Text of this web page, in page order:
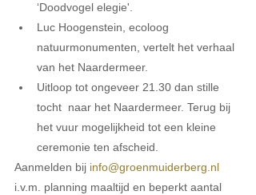
‘Doodvogel elegie'.
Luc Hoogenstein, ecoloog
natuurmonumenten, vertelt het verhaal
van het Naardermeer.
Uitloop tot ongeveer 21.30 dan stille
tocht  naar het Naardermeer. Terug bij
het vuur mogelijkheid tot een kleine
ceremonie ten afscheid.
Aanmelden bij info@groenmuiderberg.nl
i.v.m. planning maaltijd en beperkt aantal